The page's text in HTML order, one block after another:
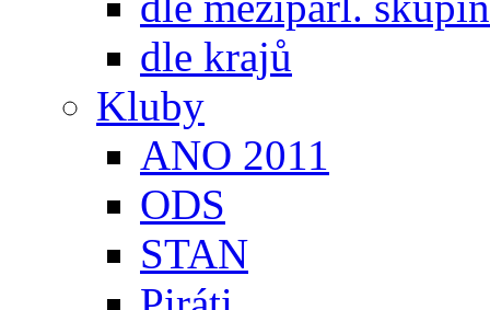
dle krajů
Kluby
ANO 2011
ODS
STAN